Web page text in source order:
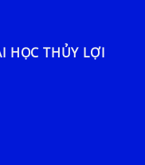
HỌC THỦY LỢI